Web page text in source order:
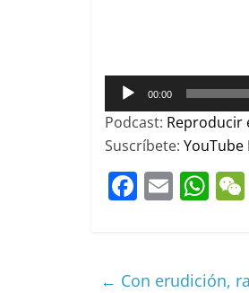
Reproductor
de
audio
00:00
Podcast: Reproducir
Suscríbete: YouTube
F
e
E
l
W
s
← Con erudición,